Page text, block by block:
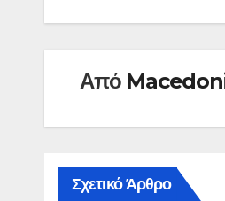
Από
Σχετικό Άρθρο